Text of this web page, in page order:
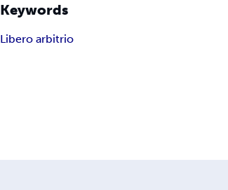
Keywords
Libero arbitrio